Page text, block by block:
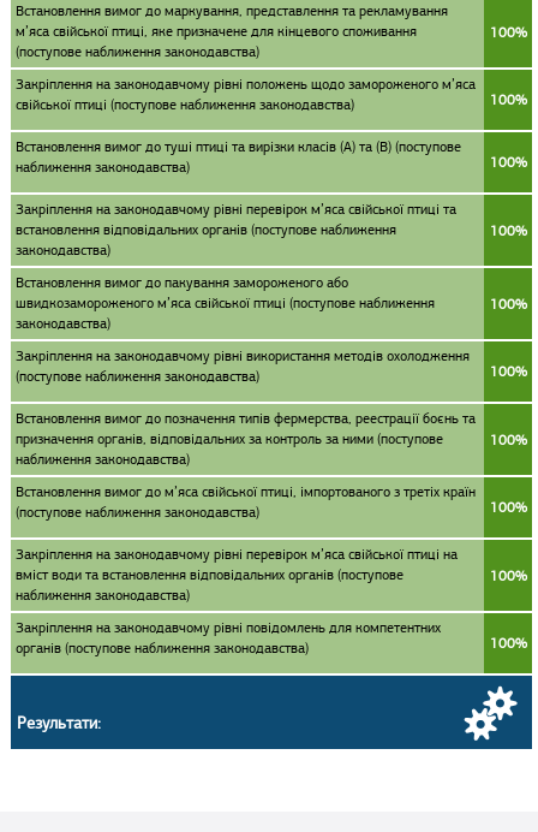
Встановлення вимог до маркування, представлення та рекламування
м’яса свійської птиці, яке призначене для кінцевого споживання
(поступове наближення законодавства)
100%
Закріплення на законодавчому рівні положень щодо замороженого м’яса
свійської птиці (поступове наближення законодавства)
100%
Встановлення вимог до туші птиці та вирізки класів (А) та (В) (поступове
наближення законодавства)
100%
Закріплення на законодавчому рівні перевірок м’яса свійської птиці та
встановлення відповідальних органів (поступове наближення
законодавства)
100%
Встановлення вимог до пакування замороженого або
швидкозамороженого м’яса свійської птиці (поступове наближення
законодавства)
100%
Закріплення на законодавчому рівні використання методів охолодження
(поступове наближення законодавства)
100%
Встановлення вимог до позначення типів фермерства, реестрації боєнь та
призначення органів, відповідальних за контроль за ними (поступове
наближення законодавства)
100%
Встановлення вимог до м’яса свійської птиці, імпортованого з третіх країн
(поступове наближення законодавства)
100%
Закріплення на законодавчому рівні перевірок м’яса свійської птиці на
вміст води та встановлення відповідальних органів (поступове
наближення законодавства)
100%
Закріплення на законодавчому рівні повідомлень для компетентних
органів (поступове наближення законодавства)
100%
Результати: